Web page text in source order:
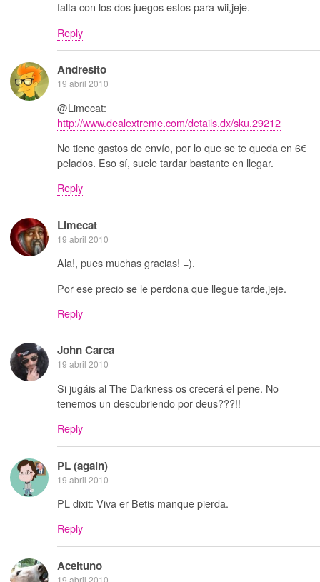
falta con los dos juegos estos para wii,jeje.
Reply
Andresito
19 abril 2010
@Limecat:
http://www.dealextreme.com/details.dx/sku.29212
No tiene gastos de envío, por lo que se te queda en 6€
pelados. Eso sí, suele tardar bastante en llegar.
Reply
Limecat
19 abril 2010
Ala!, pues muchas gracias! =).
Por ese precio se le perdona que llegue tarde,jeje.
Reply
John Carca
19 abril 2010
Si jugáis al The Darkness os crecerá el pene. No
tenemos un descubriendo por deus???!!
Reply
PL (again)
19 abril 2010
PL dixit: Viva er Betis manque pierda.
Reply
Aceituno
19 abril 2010